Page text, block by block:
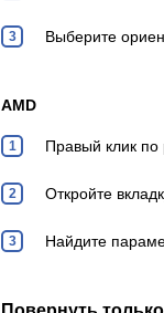
Выберите
AMD
Правый клик
Откройте
Найдите